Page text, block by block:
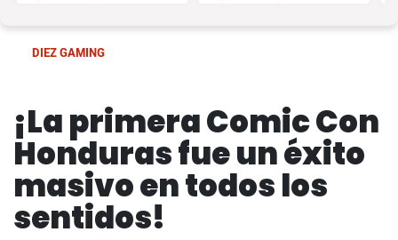
DIEZ GAMING
¡La primera Comic Con
Honduras fue un éxito
masivo en todos los
sentidos!